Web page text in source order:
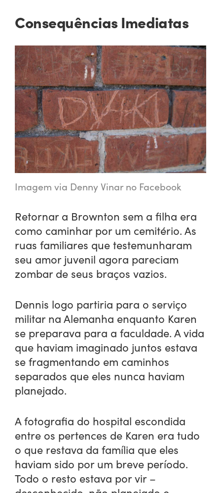
Consequências Imediatas
Imagem via Denny Vinar no Facebook
Retornar a Brownton sem a filha era
como caminhar por um cemitério. As
ruas familiares que testemunharam
seu amor juvenil agora pareciam
zombar de seus braços vazios.
Dennis logo partiria para o serviço
militar na Alemanha enquanto Karen
se preparava para a faculdade. A vida
que haviam imaginado juntos estava
se fragmentando em caminhos
separados que eles nunca haviam
planejado.
A fotografia do hospital escondida
entre os pertences de Karen era tudo
o que restava da família que eles
haviam sido por um breve período.
Todo o resto estava por vir –